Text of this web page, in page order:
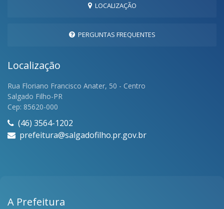
LOCALIZAÇÃO
PERGUNTAS FREQUENTES
Localização
Rua Floriano Francisco Anater, 50 - Centro
Salgado Filho-PR
Cep: 85620-000
(46) 3564-1202
prefeitura@salgadofilho.pr.gov.br
A Prefeitura